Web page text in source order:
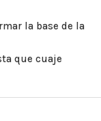
la base de la
que cuaje